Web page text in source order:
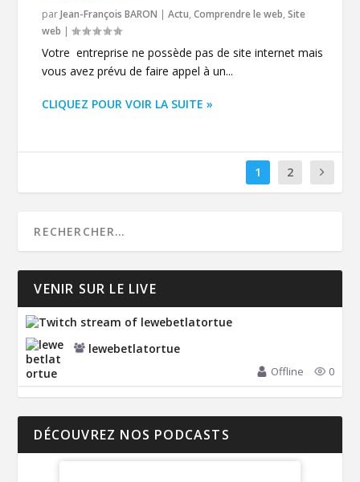
parJean-François BARON |Actu,Comprendre le web,Site
web |
Votre entreprise ne possède pas de site internet mais
vous avez prévu de faire appel à un...
CLIQUEZ POUR VOIR LA SUITE »
1 2
VENIR SUR LE LIVE
lewebetlatortue
Offline 0
DÉCOUVREZ NOS PODCASTS